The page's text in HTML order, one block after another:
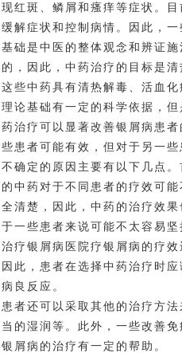
斑、鳞屑和瘙痒等症状。目
解症状和控制病情。因此，一
是中医的整体观念和辨证施
，因此，中药治疗的目标是
些中药具有清热解毒、活血化
基础有一定的科学依据，但
治疗可以显著改善银屑病患
患者可能有效，但对于另一些
定的原因主要有以下几点。
中药对于不同患者的疗效可
清楚，因此，中药的治疗效
一些患者来说可能不太容易坚
疗银屑病医院疗银屑病的疗
此，患者在选择中药治疗时
良反应。
还可以采取其他的治疗方法
的湿润等。此外，一些改善
屑病的治疗有一定的帮助。